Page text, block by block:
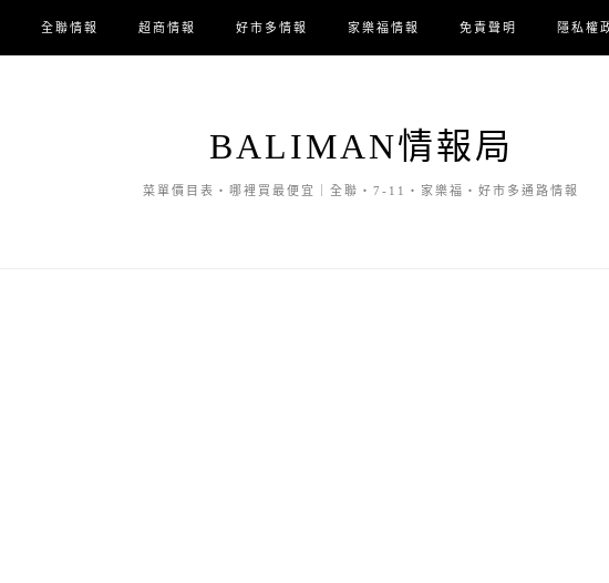
全聯情報 超商情報 好市多情報 家樂福情報 免責聲明 隱私權
BALIMAN情報局
菜單價目表・哪裡買最便宜｜全聯・7-11・家樂福・好市多通路情報